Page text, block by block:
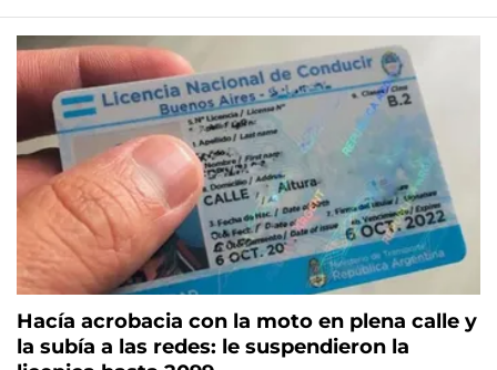
Hacía acrobacia con la moto en plena calle y
la subía a las redes: le suspendieron la